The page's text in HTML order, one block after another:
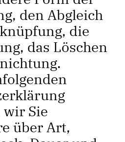
den Abgleich
die
das Löschen
Sie
über Art,